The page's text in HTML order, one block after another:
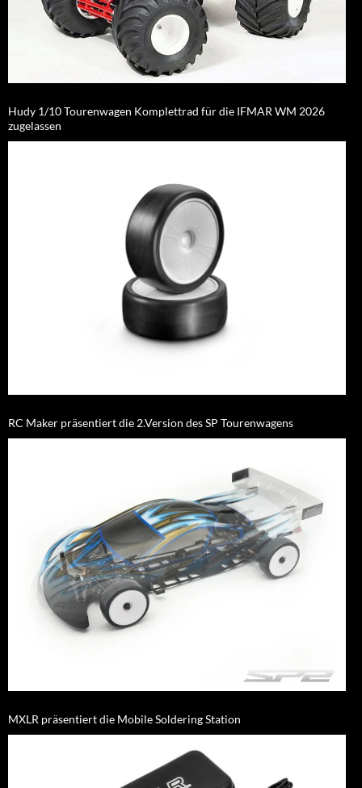
Hudy 1/10 Tourenwagen Komplettrad für die IFMAR WM 2026
zugelassen
RC Maker präsentiert die 2.Version des SP Tourenwagens
MXLR präsentiert die Mobile Soldering Station